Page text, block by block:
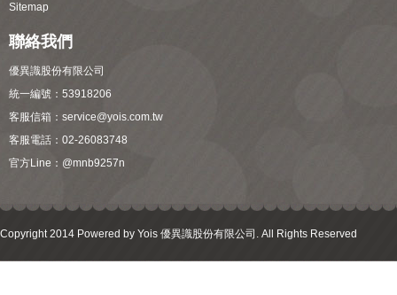
Sitemap
聯絡我們
優異識股份有限公司
統一編號：53918206
客服信箱： service@yois.com.tw
客服電話：02-26083748
官方Line： @mnb9257n
Copyright 2014 Powered by Yois 優異識股份有限公司. All Rights Reserved